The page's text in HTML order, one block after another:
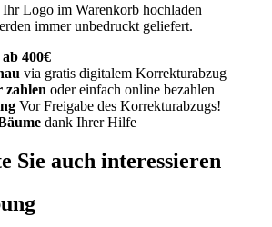
Ihr Logo im Warenkorb hochladen
immer unbedruckt geliefert.
400€
via gratis digitalem Korrekturabzug
zahlen oder einfach online bezahlen
Vor Freigabe des Korrekturabzugs!
dank Ihrer Hilfe
Sie auch interessieren